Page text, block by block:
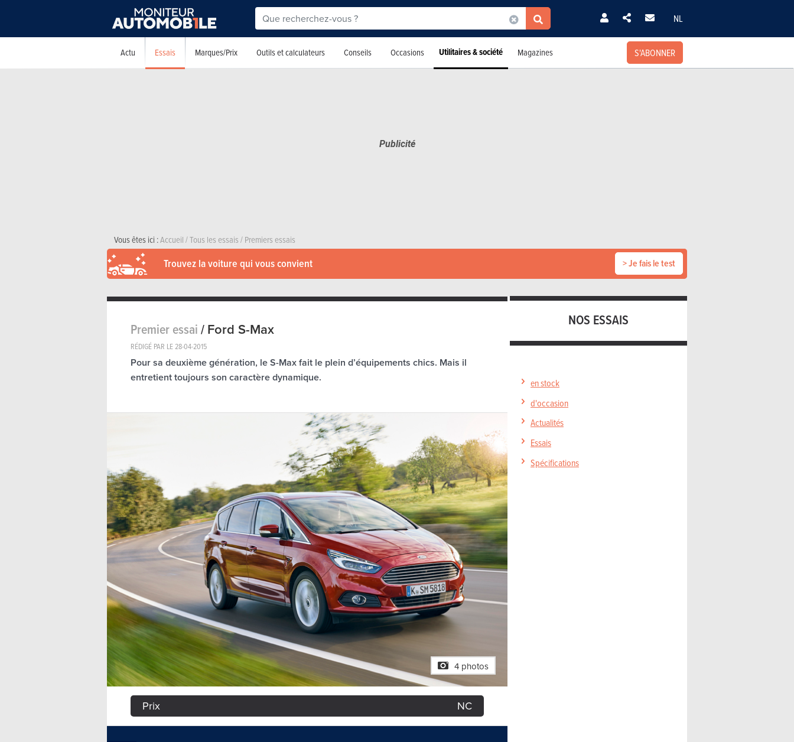
NL
Actu Essais Marques/Prix Outils et calculateurs Conseils Occasions Utilitaires & société Magazines S'ABONNER
Vous êtes ici :Accueil/Tous les essais/Premiers essais
Trouvez la voiture qui vous convient > Je fais le test
Premier essai/Ford S-Max
RÉDIGÉ PAR LE28-04-2015
Pour sa deuxième génération, le S-Max fait le plein d’équipements chics. Mais il
entretient toujours son caractère dynamique.
4 photos
Prix NC
NOS ESSAIS
en stock
d'occasion
Actualités
Essais
Spécifications